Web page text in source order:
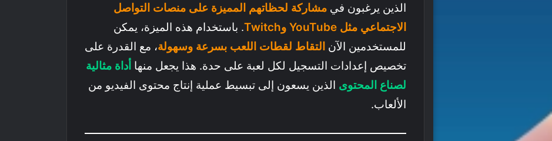
الذين يرغبون في مشاركة لحظاتهم المميزة على منصات التواصل
الاجتماعي مثل YouTube وTwitch
. باستخدام هذه الميزة، يمكن
للمستخدمين الآن التقاط لقطات اللعب بسرعة وسهولة، مع القدرة على
تخصيص إعدادات التسجيل لكل لعبة على حدة. هذا يجعل منها أداة مثالية
لصناع المحتوى الذين يسعون إلى تبسيط عملية إنتاج محتوى الفيديو من
الألعاب.